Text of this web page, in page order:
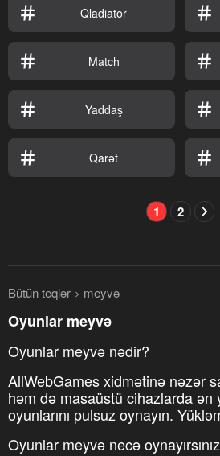
Qladiator
Match
Yaddaş
Qarət
1 2
Bütün teqlər meyvə
Oyunlar meyvə
Oyunlar meyvə nədir?
AllWebGames xidmətinə nəzər
həm də masaüstü cihazlarda ən
oyunlarını pulsuz oynayın.
Oyunlar meyvə necə